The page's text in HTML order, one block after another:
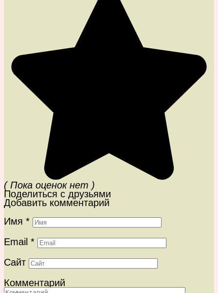
( Пока оценок нет )
Поделиться с друзьями
Добавить комментарий
Имя *
Email *
Сайт
Комментарий